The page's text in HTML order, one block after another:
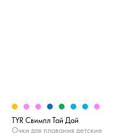
TYR Свимпл Тай Дай
Очки для плавания детские